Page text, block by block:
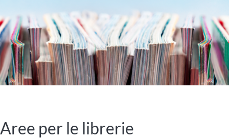
Aree per le librerie